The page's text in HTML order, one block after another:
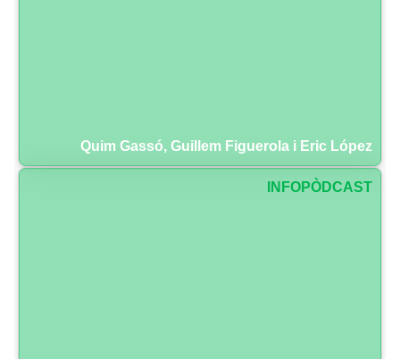
Quim Gassó, Guillem Figuerola i Eric López
INFOPÒDCAST